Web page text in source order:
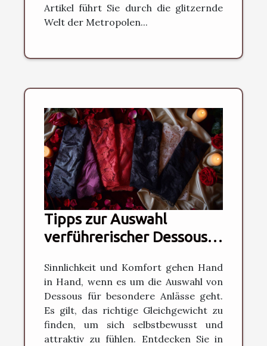
Artikel führt Sie durch die glitzernde
Welt der Metropolen...
Tipps zur Auswahl
verführerischer Dessous
Sinnlichkeit und Komfort gehen Hand
in Hand, wenn es um die Auswahl von
Dessous für besondere Anlässe geht.
Es gilt, das richtige Gleichgewicht zu
finden, um sich selbstbewusst und
attraktiv zu fühlen. Entdecken Sie in